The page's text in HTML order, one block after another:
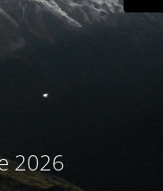
2026